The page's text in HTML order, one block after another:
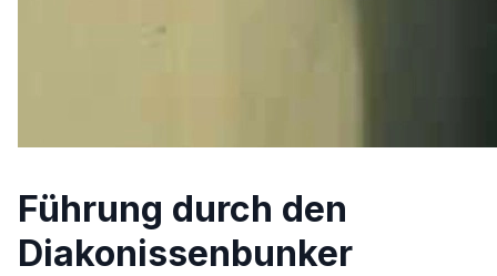
Führung durch den
Diakonissenbunker